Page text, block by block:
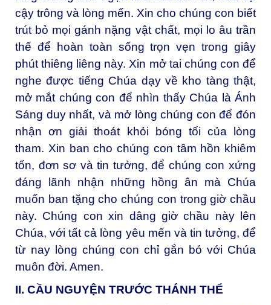
cậy trông và lòng mến. Xin cho chúng con biết
trút bỏ mọi gánh nặng vật chất, mọi lo âu trần
thế để hoàn toàn sống trọn vẹn trong giây
phút thiêng liêng này. Xin mở tai chúng con để
nghe được tiếng Chúa dạy về kho tàng thật,
mở mắt chúng con để nhìn thấy Chúa là Ánh
Sáng duy nhất, và mở lòng chúng con để đón
nhận ơn giải thoát khỏi bóng tối của lòng
tham. Xin ban cho chúng con tâm hồn khiêm
tốn, đơn sơ và tin tưởng, để chúng con xứng
đáng lãnh nhận những hồng ân mà Chúa
muốn ban tặng cho chúng con trong giờ chầu
này. Chúng con xin dâng giờ chầu này lên
Chúa, với tất cả lòng yêu mến và tin tưởng, để
từ nay lòng chúng con chỉ gắn bó với Chúa
muôn đời. Amen.
II. CẦU NGUYỆN TRƯỚC THÁNH THỂ